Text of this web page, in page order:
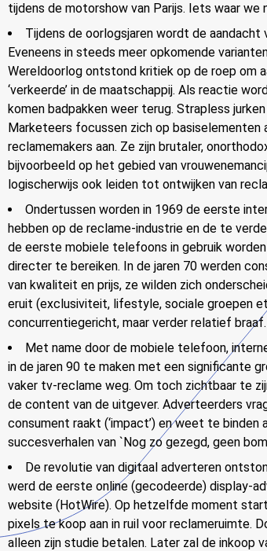
tijdens de motorshow van Parijs. Iets waar we
Tijdens de oorlogsjaren wordt de
Eveneens in steeds meer opkomende
Wereldoorlog ontstond kritiek op de roep om
‘verkeerde’ in de maatschappij. Als reactie
komen badpakken weer terug. Strapless
Marketeers focussen zich op basiselementen
reclamemakers aan. Ze zijn brutaler,
bijvoorbeeld op het gebied van
logischerwijs ook leiden tot ontwijken van
Ondertussen worden in 1969 de eerste
hebben op de reclame-industrie en de te
de eerste mobiele telefoons in gebruik
directer te bereiken. In de jaren 70 werden
van kwaliteit en prijs, ze wilden zich
eruit (exclusiviteit, lifestyle, sociale groepen
concurrentiegericht, maar verder relatief braaf.
Met name door de mobiele telefoon,
in de jaren 90 te maken met een significante
vaker tv-reclame weg. Om toch zichtbaar te
de content van de uitgever. Adverteerders
consument raakt (‘impact’) en weet te
succesverhalen van `Nog zo gezegd, geen
De revolutie van digitaal adverteren
werd de eerste online (gecodeerde) display-
website (HotWire). Op hetzelfde moment
pixels te koop aan in ruil voor reclameruimte.
alleen zijn studie betalen. Later zal de inkoop